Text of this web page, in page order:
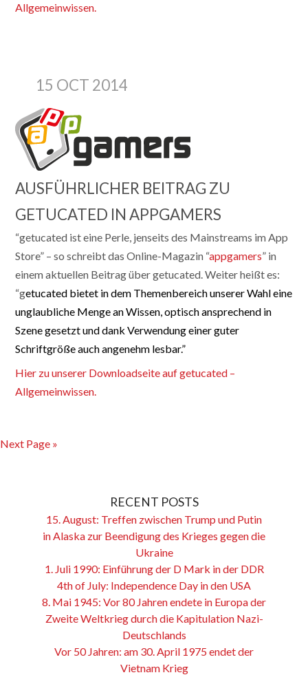
Allgemeinwissen.
15 OCT 2014
AUSFÜHRLICHER BEITRAG ZU
GETUCATED IN APPGAMERS
“getucated ist eine Perle, jenseits des Mainstreams im App
Store” – so schreibt das Online-Magazin “appgamers” in
einem aktuellen Beitrag über getucated. Weiter heißt es:
“getucated bietet in dem Themenbereich unserer Wahl eine
unglaubliche Menge an Wissen, optisch ansprechend in
Szene gesetzt und dank Verwendung einer guter
Schriftgröße auch angenehm lesbar.”
Hier zu unserer Downloadseite auf getucated –
Allgemeinwissen.
Next Page »
RECENT POSTS
15. August: Treffen zwischen Trump und Putin
in Alaska zur Beendigung des Krieges gegen die
Ukraine
1. Juli 1990: Einführung der D Mark in der DDR
4th of July: Independence Day in den USA
8. Mai 1945: Vor 80 Jahren endete in Europa der
Zweite Weltkrieg durch die Kapitulation Nazi-
Deutschlands
Vor 50 Jahren: am 30. April 1975 endet der
Vietnam Krieg